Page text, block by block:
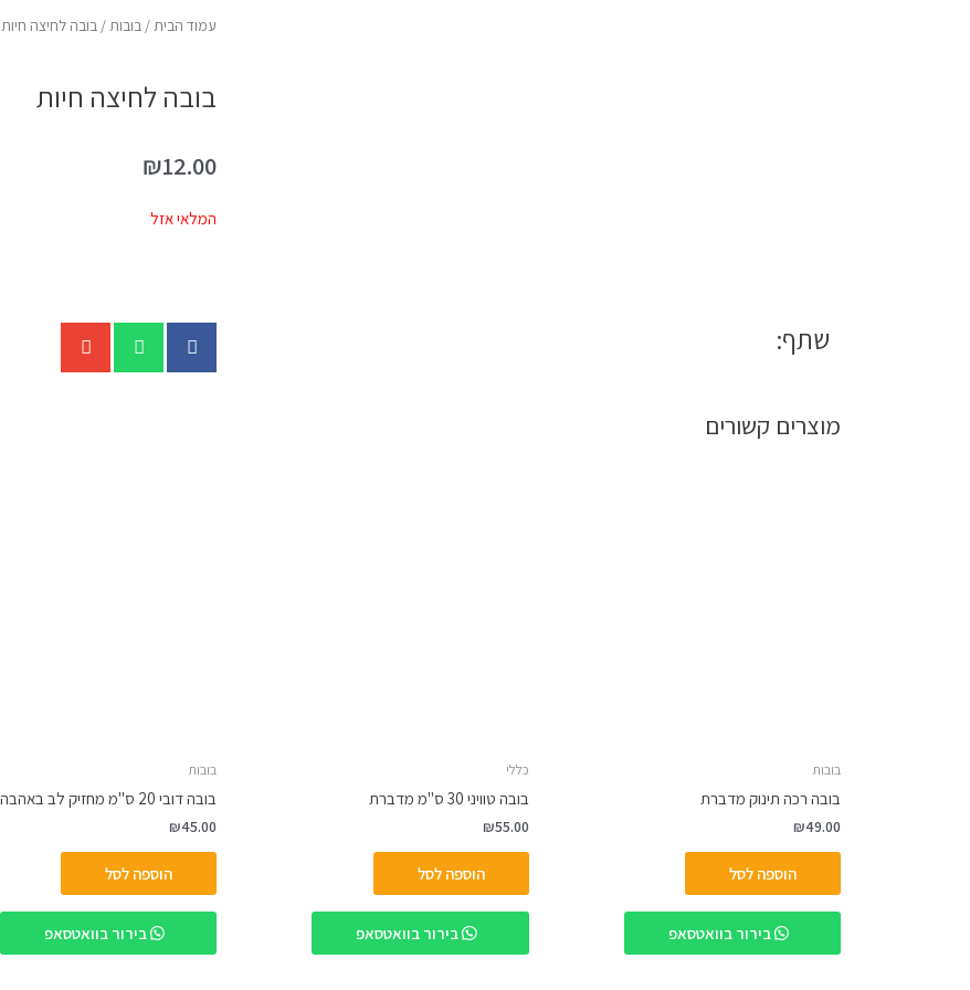
עמוד הבית/ בובות/ בובה לחיצה חיות
בובה לחיצה חיות
₪12.00
המלאי אזל
שתף:
מוצרים קשורים
בובות
בובה רכה תינוק מדברת
₪49.00
הוספה לסל
בירור בוואטסאפ
כללי
בובה טוויני 30 ס"מ מדברת
₪55.00
הוספה לסל
בירור בוואטסאפ
בובות
בובה דובי 20 ס"מ מחזיק לב באהבה
₪45.00
הוספה לסל
בירור בוואטסאפ